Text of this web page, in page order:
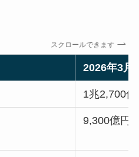
スクロールできます
2026年3月
1兆2,700億
9,300億円